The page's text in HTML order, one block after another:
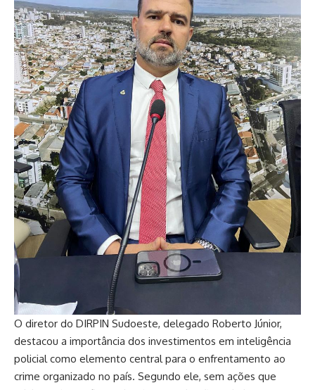
O diretor do DIRPIN Sudoeste, delegado Roberto Júnior,
destacou a importância dos investimentos em inteligência
policial como elemento central para o enfrentamento ao
crime organizado no país. Segundo ele, sem ações que